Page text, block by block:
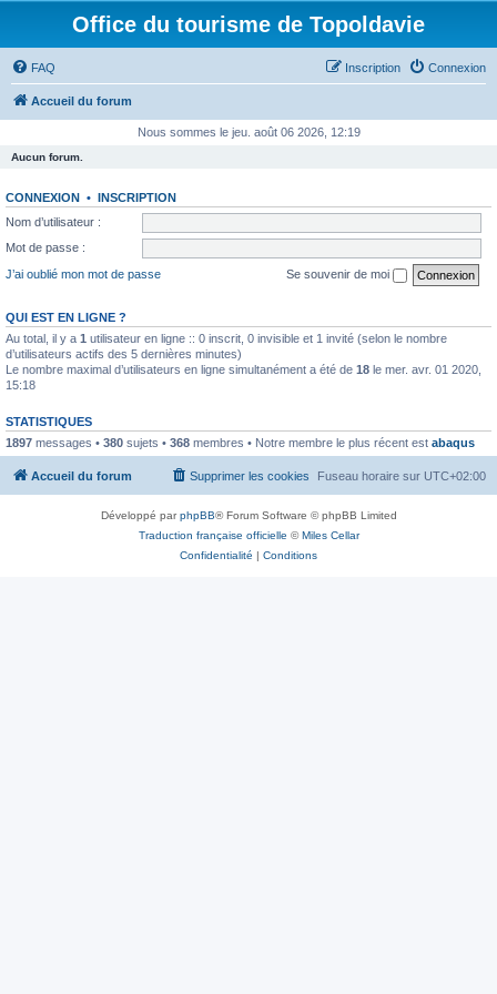
Office du tourisme de Topoldavie
FAQ Connexion
Inscription
Accueil du forum
Nous sommes le jeu. août 06 2026, 12:19
Aucun forum.
CONNEXION • INSCRIPTION
Nom d’utilisateur :
Mot de passe :
J’ai oublié mon mot de passe
Se souvenir de moi
QUI EST EN LIGNE ?
Au total, il y a 1 utilisateur en ligne :: 0 inscrit, 0 invisible et 1 invité (selon le nombre
d’utilisateurs actifs des 5 dernières minutes)
Le nombre maximal d’utilisateurs en ligne simultanément a été de 18 le mer. avr. 01 2020,
15:18
STATISTIQUES
1897 messages • 380 sujets • 368 membres • Notre membre le plus récent est abaqus
Accueil du forum Fuseau horaire sur UTC+02:00
Supprimer les cookies
Développé parphpBB® Forum Software © phpBB Limited
Traduction française officielle ©Miles Cellar
Confidentialité | Conditions